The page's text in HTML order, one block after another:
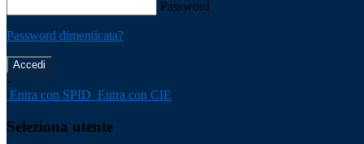
Password
Password dimenticata?
-
Entra con SPID Entra con CIE
Seleziona utente